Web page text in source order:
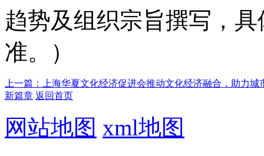
趋势及组织宗旨撰写，
准。）
上一篇：上海华夏文化经济促进会推动文化经济融合，助力城
新篇章 返回首页
网站地图 xml地图